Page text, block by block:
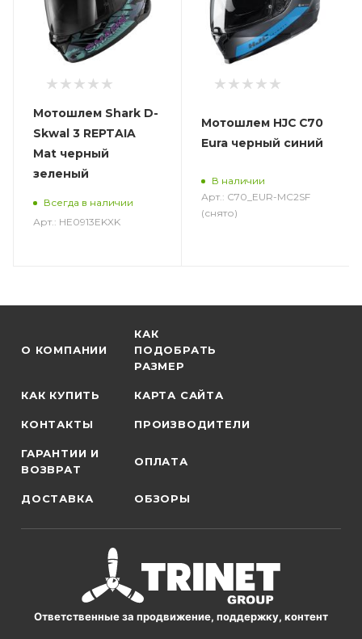
Мотошлем Shark D-
Skwal 3 REPTAIA
Mat черный
зеленый
Всегда в наличии
Арт.: HE0913EKXK
Мотошлем HJC C70
Eura черный синий
В наличии
Арт.: C70_EUR-MC2SF
(снято)
О КОМПАНИИ
КАК
ПОДОБРАТЬ
РАЗМЕР
КАК КУПИТЬ КАРТА САЙТА
КОНТАКТЫ ПРОИЗВОДИТЕЛИ
ГАРАНТИИ И
ВОЗВРАТ
ОПЛАТА
ДОСТАВКА ОБЗОРЫ
Ответственные за продвижение, поддержку, контент